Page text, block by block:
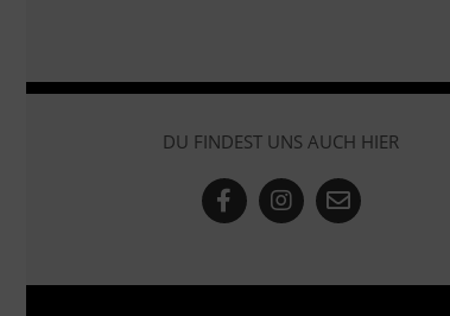
DU FINDEST UNS AUCH HIER